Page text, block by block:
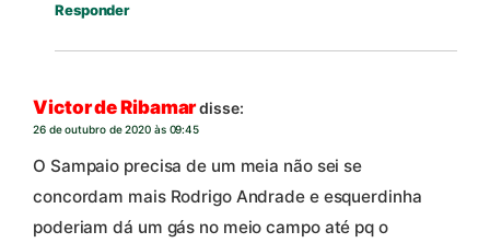
Responder
Victor de Ribamardisse:
26 de outubro de 2020 às 09:45
O Sampaio precisa de um meia não sei se
concordam mais Rodrigo Andrade e esquerdinha
poderiam dá um gás no meio campo até pq o